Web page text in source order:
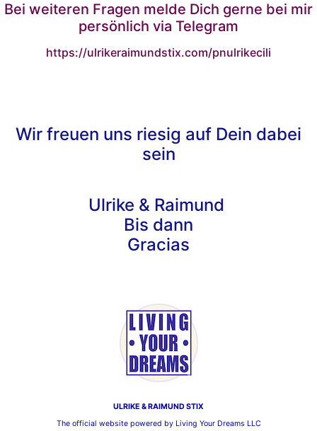
Bei weiteren Fragen melde Dich gerne bei mir
persönlich via Telegram
https://ulrikeraimundstix.com/pnulrikecili
Wir freuen uns riesig auf Dein dabei
sein
Ulrike & Raimund
Bis dann
Gracias
ULRIKE & RAIMUND STIX
The official website powered by Living Your Dreams LLC